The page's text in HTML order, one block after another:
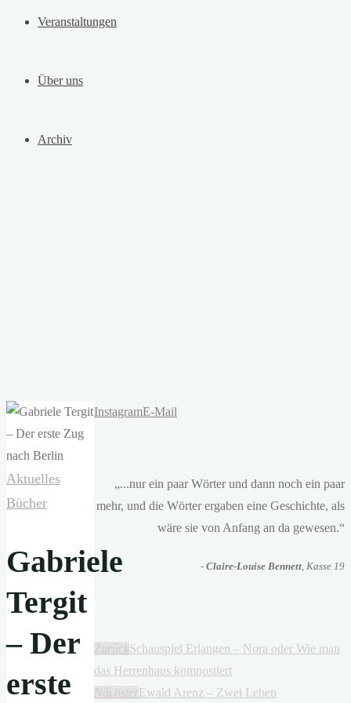
Veranstaltungen
Über uns
Archiv
Aktuelles
Bücher
Gabriele
Tergit
– Der
erste
InstagramE-Mail
„...nur ein paar Wörter und dann noch ein paar
mehr, und die Wörter ergaben eine Geschichte, als
wäre sie von Anfang an da gewesen.“
- Claire-Louise Bennett, Kasse 19
ZurückSchauspiel Erlangen – Nora oder Wie man
das Herrenhaus kompostiert
NächsterEwald Arenz – Zwei Leben